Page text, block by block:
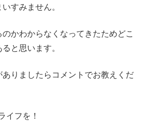
すみません。
かわからなくなってきたためどこ
と思います。
りましたらコメントでお教えくだ
イフを！